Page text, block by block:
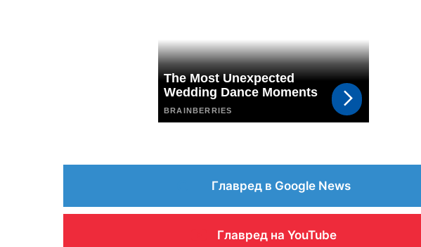
Главред в Google News
Главред на YouTube